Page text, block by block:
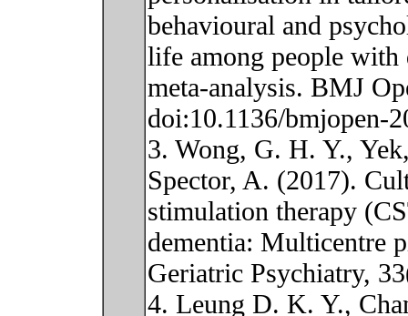
behavioural and
life among people with
meta-analysis. BMJ
doi:10.1136/bmjopen-
3. Wong, G. H. Y.,
Spector, A. (2017).
stimulation therapy
dementia: Multicentre
Geriatric Psychiatry,
4. Leung D. K. Y.,